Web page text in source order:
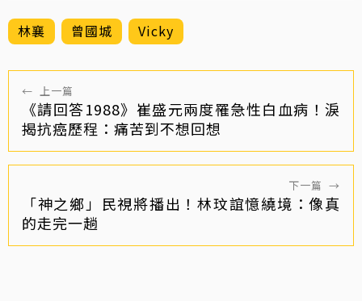
林襄 曾國城 Vicky
← 上一篇
《請回答1988》崔盛元兩度罹急性白血病！淚
揭抗癌歷程：痛苦到不想回想
下一篇 →
「神之鄉」民視將播出！林玟誼憶繞境：像真
的走完一趟